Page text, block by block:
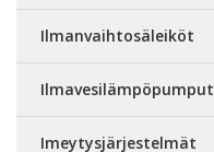
Ilmanvaihtosäleiköt
Ilmavesilämpöpumput
Imeytysjärjestelmät